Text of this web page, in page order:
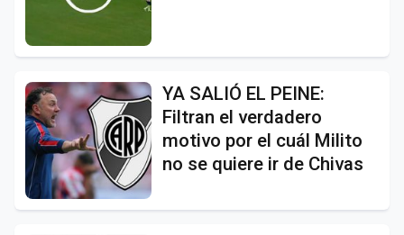
YA SALIÓ EL PEINE:
Filtran el verdadero
motivo por el cuál Milito
no se quiere ir de Chivas